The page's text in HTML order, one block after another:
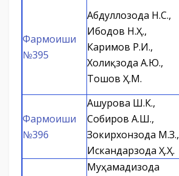
Фармоиши
№395
Абдуллозода Н.С.,
Ибодов Н.Ҳ.,
Каримов Р.И.,
Холиқзода А.Ю.,
Тошов Ҳ.М.
Фармоиши
№396
Ашурова Ш.К.,
Собиров А.Ш.,
Зокирхонзода М.З.,
Искандарзода Ҳ.Ҳ.
Муҳамадизода